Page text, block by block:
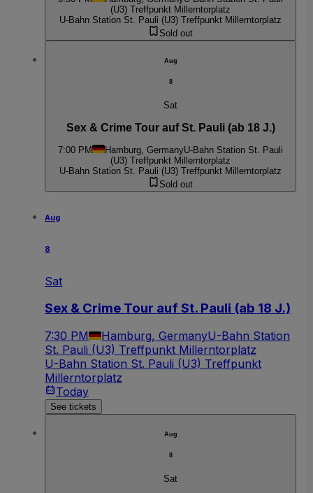
(U3) Treffpunkt Millerntorplatz
U-Bahn Station St. Pauli (U3) Treffpunkt Millerntorplatz
Sold out
Aug
8
Sat
Sex & Crime Tour auf St. Pauli (ab 18 J.)
7:00 PM Hamburg, GermanyU-Bahn Station St. Pauli
(U3) Treffpunkt Millerntorplatz
U-Bahn Station St. Pauli (U3) Treffpunkt Millerntorplatz
Sold out
Aug
8
Sat
Sex & Crime Tour auf St. Pauli (ab 18 J.)
7:30 PM Hamburg, GermanyU-Bahn Station
St. Pauli (U3) Treffpunkt Millerntorplatz
U-Bahn Station St. Pauli (U3) Treffpunkt
Millerntorplatz
Today
See tickets
Aug
8
Sat